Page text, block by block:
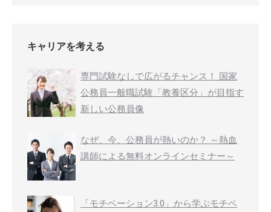
キャリアを考える
専門試験なしで広がるチャンス！ 国家
公務員一般職試験「教養区分」が目指す
新しい公務員像
なぜ、今、公務員が熱いのか？ ～熱血
講師による無料オンラインセミナー～
「モチベーション3.0」から学ぶモチベ